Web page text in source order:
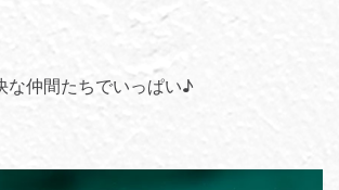
な仲間たちでいっぱい♪